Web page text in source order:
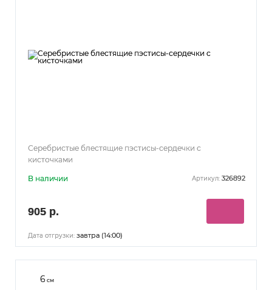
Серебристые блестящие пэстисы-сердечки с
кисточками
В наличии Артикул: 326892
905 р.
Дата отгрузки: завтра (14:00)
6 см